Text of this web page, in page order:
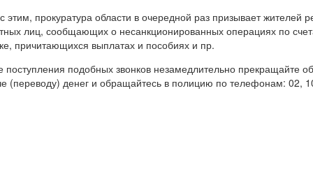
этим, прокуратура области в очередной раз призывает жителей
лиц, сообщающих о несанкционированных операциях по
причитающихся выплатах и пособиях и пр.
поступления подобных звонков незамедлительно прекращайте
(переводу) денег и обращайтесь в полицию по телефонам: 02,